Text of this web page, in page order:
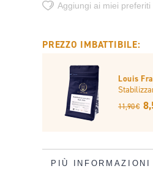
Aggiungi ai miei preferiti
PREZZO IMBATTIBILE:
Louis
11,90 €
PIÙ INFORMAZIONI